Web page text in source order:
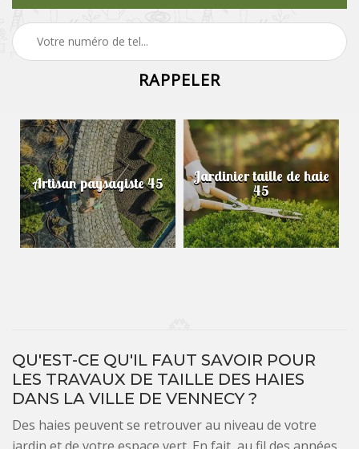
Artisan paysagiste 45 Jardinier taille de haie
45
QU'EST-CE QU'IL FAUT SAVOIR POUR
LES TRAVAUX DE TAILLE DES HAIES
DANS LA VILLE DE VENNECY ?
Des haies peuvent se retrouver au niveau de votre
jardin et de votre espace vert. En fait, au fil des années,